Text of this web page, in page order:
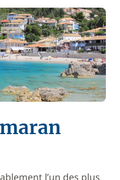
l’un des plus